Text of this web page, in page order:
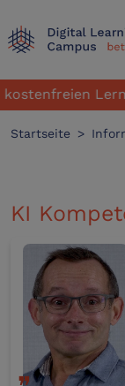
Startseite >
KI